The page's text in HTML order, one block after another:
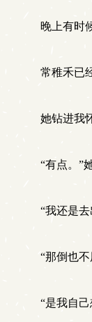
晚上有时
常稚禾已
她钻进我
“有点。”
“我还是去
“那倒也不
“是我自己